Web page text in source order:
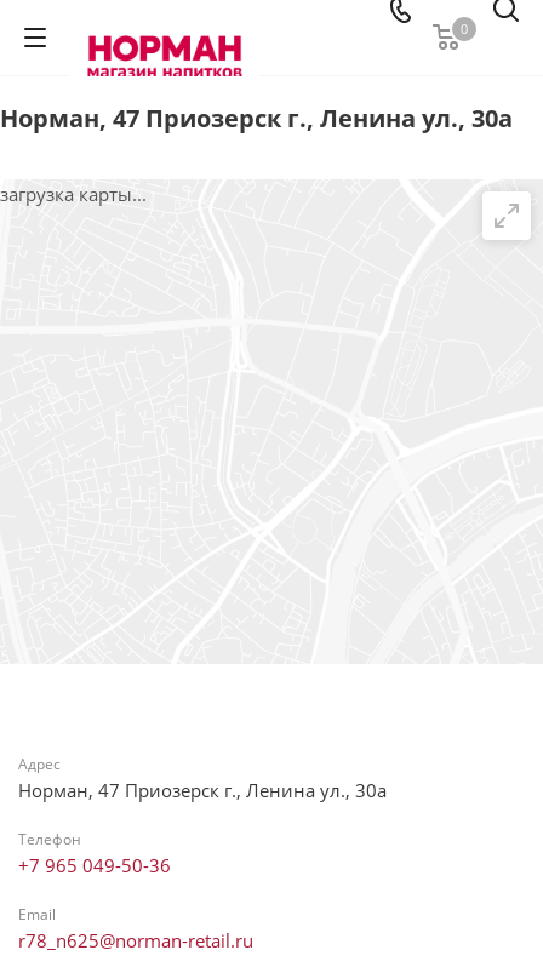
0
Норман, 47 Приозерск г., Ленина ул., 30а
загрузка карты...
Адрес
Норман, 47 Приозерск г., Ленина ул., 30а
Телефон
+7 965 049-50-36
Email
r78_n625@norman-retail.ru